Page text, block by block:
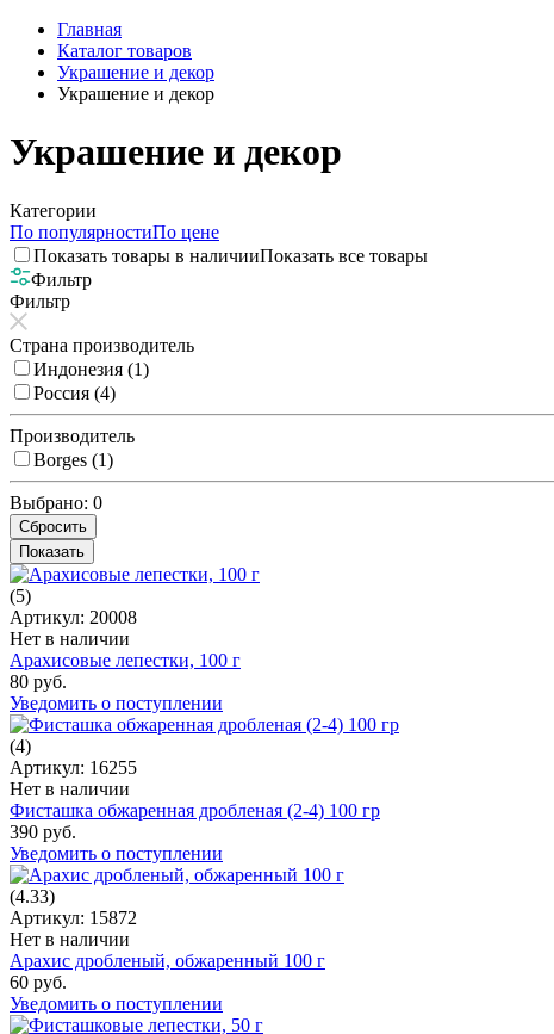
Главная
Каталог товаров
Украшение и декор
Украшение и декор
Украшение и декор
Категории
По популярностиПо цене
Показать товары в наличииПоказать все товары
Фильтр
Фильтр
Страна производитель
Индонезия (1)
Россия (4)
Производитель
Borges (1)
Выбрано: 0
(5)
Артикул: 20008
Нет в наличии
Арахисовые лепестки, 100 г
80 руб.
Уведомить о поступлении
(4)
Артикул: 16255
Нет в наличии
Фисташка обжаренная дробленая (2-4) 100 гр
390 руб.
Уведомить о поступлении
(4.33)
Артикул: 15872
Нет в наличии
Арахис дробленый, обжаренный 100 г
60 руб.
Уведомить о поступлении